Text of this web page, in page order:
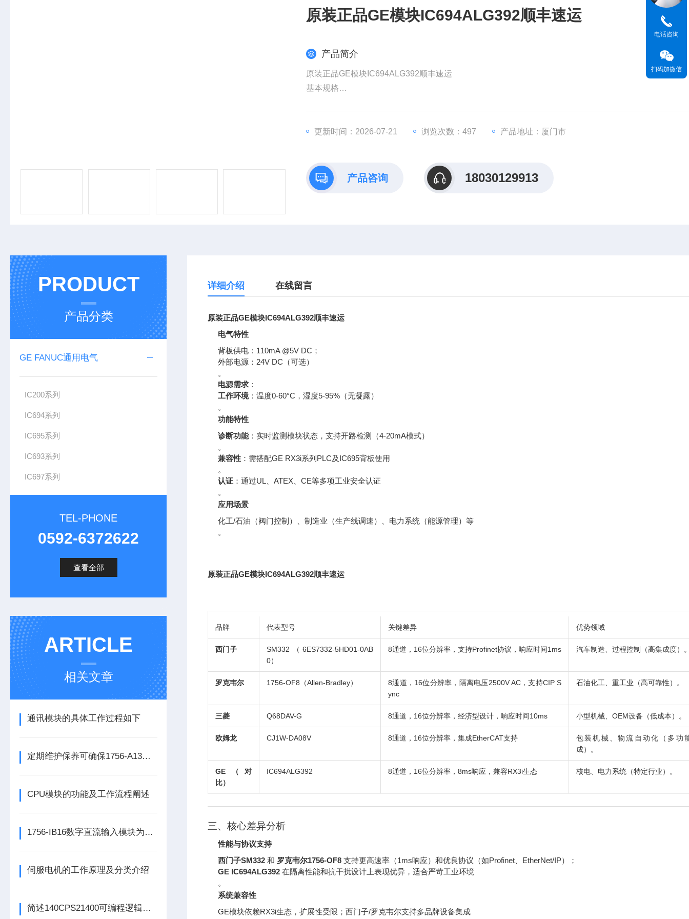
原装正品GE模块IC694ALG392顺丰速运
产品简介
原装正品GE模块IC694ALG392顺丰速运
​基本规格​
​类型​：8通道模拟量输出模块，支持电压/电流信号输出
电压：0-10V、±10V；
电流：0-20mA、4-20mA
更新时间：2026-07-21 浏览次数：497 产品地址：厦门市
产品咨询 18030129913
PRODUCT
产品分类
GE FANUC通用电气
IC200系列
IC694系列
IC695系列
IC693系列
IC697系列
TEL-PHONE
0592-6372622
查看全部
ARTICLE
相关文章
通讯模块的具体工作过程如下
定期维护保养可确保1756-A13数字量输出模块的正常运行
CPU模块的功能及工作流程阐述
1756-IB16数字直流输入模块为整个自动化系统提供精准的数据支撑
伺服电机的工作原理及分类介绍
简述140CPS21400可编程逻辑控制器主要组成部分的功能特点
详细介绍 在线留言
原装正品GE模块IC694ALG392顺丰速运
电气特性
背板供电：110mA @5V DC；
外部电源：24V DC（可选）
。
电源需求 ：
工作环境：温度0-60°C，湿度5-95%（无凝露）
。
功能特性
诊断功能：实时监测模块状态，支持开路检测（4-20mA模式）
。
兼容性 ：需搭配GE RX3i系列PLC及IC695背板使用
。
认证 ：通过UL、ATEX、CE等多项工业安全认证
。
应用场景
化工/石油（阀门控制）、制造业（生产线调速）、电力系统（能源管理）等
。
原装正品GE模块IC694ALG392顺丰速运
品牌 代表型号 关键差异 优势领域
西门子
SM332（6ES7332-5HD01-0AB
0）
8通道，16位分辨率，支持Profinet协议，响应时间1ms 汽车制造、过程控制（高集成度）
罗克韦尔 1756-OF8（Allen-Bradley）
8通道，16位分辨率，隔离电压2500V AC，支持CIP S
ync
石油化工、重工业（高可靠性）。
三菱 Q68DAV-G 8通道，16位分辨率，经济型设计，响应时间10ms 小型机械、OEM设备（低成本）。
欧姆龙 CJ1W-DA08V 8通道，16位分辨率，集成EtherCAT支持
包装机械、物流自动化（多功
成）。
GE（对
比）
IC694ALG392 8通道，16位分辨率，8ms响应，兼容RX3i生态 核电、电力系统（特定行业）。
三、核心差异分析
性能与协议支持
西门子SM332 和 罗克韦尔1756-OF8 支持更高速率（1ms响应）和优良协议（如Profinet、EtherNet/IP）；
GE IC694ALG392 在隔离性能和抗干扰设计上表现优异，适合严苛工业环境
。
系统兼容性
GE模块依赖RX3i生态，扩展性受限；西门子/罗克韦尔支持多品牌设备集成
电话咨询
扫码加微信